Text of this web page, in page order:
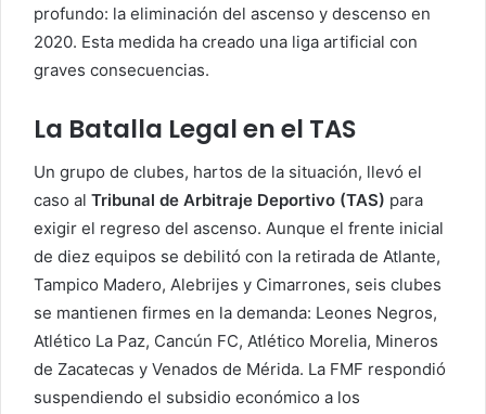
profundo: la eliminación del ascenso y descenso en
2020. Esta medida ha creado una liga artificial con
graves consecuencias.
La Batalla Legal en el TAS
Un grupo de clubes, hartos de la situación, llevó el
caso al Tribunal de Arbitraje Deportivo (TAS) para
exigir el regreso del ascenso. Aunque el frente inicial
de diez equipos se debilitó con la retirada de Atlante,
Tampico Madero, Alebrijes y Cimarrones, seis clubes
se mantienen firmes en la demanda: Leones Negros,
Atlético La Paz, Cancún FC, Atlético Morelia, Mineros
de Zacatecas y Venados de Mérida. La FMF respondió
suspendiendo el subsidio económico a los